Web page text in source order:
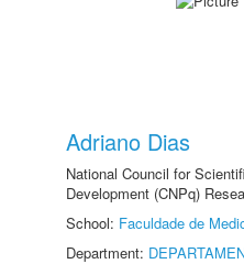
Adriano Dias
National Council for
Development (CNPq)
School: Faculdade de
Department: